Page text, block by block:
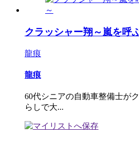
クラッシャー翔～嵐を呼
龍痕
龍痕
60代シニアの自動車整備士が
らしで大...